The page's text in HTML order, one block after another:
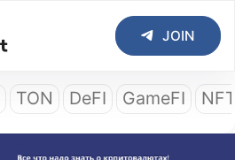
JOIN
TON DeFI GameFI